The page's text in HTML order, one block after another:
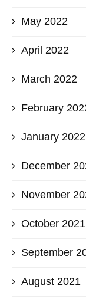
May 2022
April 2022
March 2022
February
January 2022
December
November
October 2021
September
August 2021